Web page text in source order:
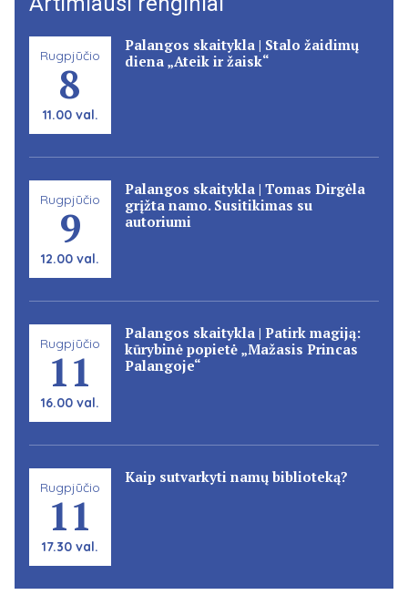
Rugpjūčio
8
11.00 val.
Palangos skaitykla | Stalo žaidimų
diena „Ateik ir žaisk“
Rugpjūčio
9
12.00 val.
Palangos skaitykla | Tomas Dirgėla
grįžta namo. Susitikimas su
autoriumi
Rugpjūčio
11
16.00 val.
Palangos skaitykla | Patirk magiją:
kūrybinė popietė „Mažasis Princas
Palangoje“
Rugpjūčio
11
17.30 val.
Kaip sutvarkyti namų biblioteką?